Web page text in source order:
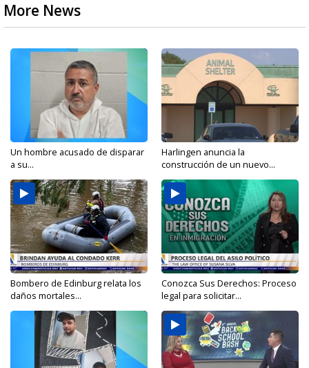
More News
Un hombre acusado de disparar
a su...
Harlingen anuncia la
construcción de un nuevo...
Bombero de Edinburg relata los
daños mortales...
Conozca Sus Derechos: Proceso
legal para solicitar...